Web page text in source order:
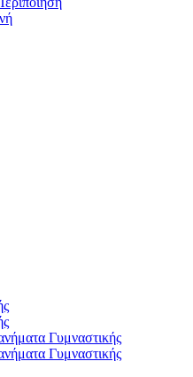
Γυμναστικής
Γυμναστικής